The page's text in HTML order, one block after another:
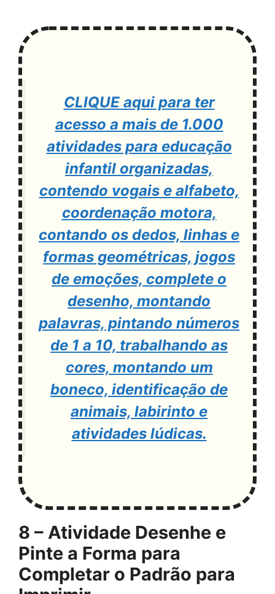
CLIQUE aqui para ter
acesso a mais de 1.000
atividades para educação
infantil organizadas,
contendo vogais e alfabeto,
coordenação motora,
contando os dedos, linhas e
formas geométricas, jogos
de emoções, complete o
desenho, montando
palavras, pintando números
de 1 a 10, trabalhando as
cores, montando um
boneco, identificação de
animais, labirinto e
atividades lúdicas.
8 – Atividade Desenhe e
Pinte a Forma para
Completar o Padrão para